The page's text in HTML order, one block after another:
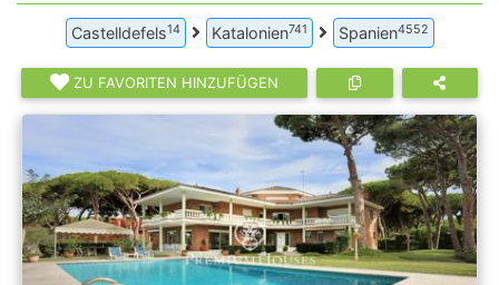
Castelldefels14 Katalonien741 Spanien4552
ZU FAVORITEN HINZUFÜGEN